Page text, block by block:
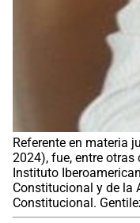
Referente en materia
2024), fue, entre otras
Instituto
Constitucional y de la
Constitucional.